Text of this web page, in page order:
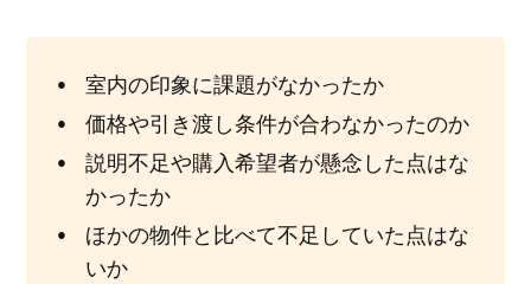
室内の印象に課題がなかったか
価格や引き渡し条件が合わなかったのか
説明不足や購入希望者が懸念した点はな
かったか
ほかの物件と比べて不足していた点はな
いか